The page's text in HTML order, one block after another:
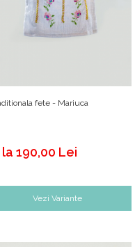
fete - Mariuca
190,00 Lei
Vezi Variante